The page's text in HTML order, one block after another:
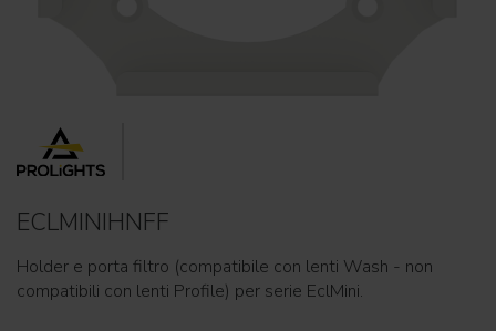
ECLMINIHNFF
Holder e porta filtro (compatibile con lenti Wash - non
compatibili con lenti Profile) per serie EclMini.